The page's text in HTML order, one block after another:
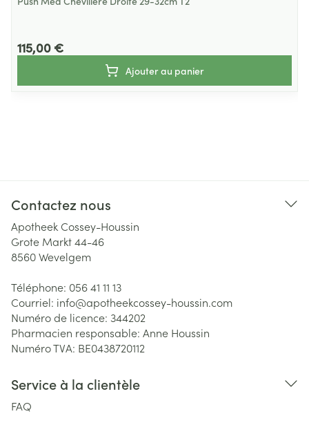
115,00 €
Ajouter au panier
Contactez nous
Apotheek Cossey-Houssin
Grote Markt 44-46
8560Wevelgem
Téléphone: 056 41 11 13
Courriel: info@apotheekcossey-houssin.com
Numéro de licence: 344202
Pharmacien responsable: Anne Houssin
Numéro TVA: BE0438720112
Service à la clientèle
FAQ